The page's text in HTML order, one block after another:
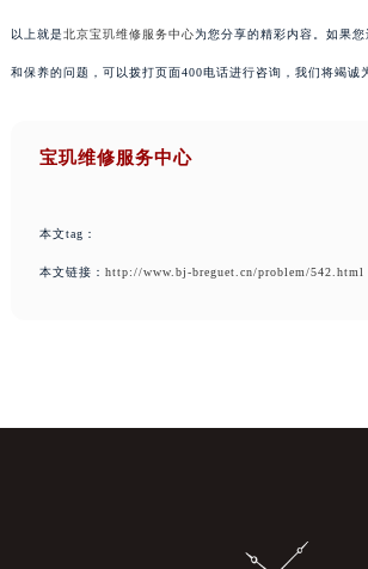
以上就是北京宝玑维修服务中心为您分享的精彩内容。如果
和保养的问题，可以拨打页面400电话进行咨询，我们将竭诚
宝玑维修服务中心
本文tag：
本文链接： http://www.bj-breguet.cn/problem/542.html